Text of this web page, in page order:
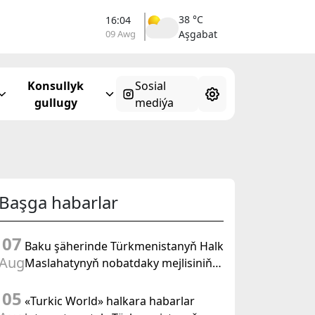
16:04
09 Awg
38 °C
Aşgabat
Konsullyk
gullugy
Sosial
mediýa
Başga habarlar
07 Baku şäherinde Türkmenistanyň Halk
Maslahatynyň nobatdaky mejlisiniň
hukugyň ýyly, 2028» atly
05 «Turkic World» halkara habarlar